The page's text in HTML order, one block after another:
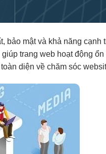
mật và khả năng
trang web hoạt động
diện về chăm sóc